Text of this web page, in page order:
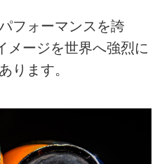
フォーマンスを誇
メージを世界へ強烈に
ります。